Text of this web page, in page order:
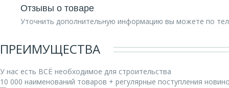
Отзывы о товаре
Уточнить дополнительную информацию вы можете по
ПРЕИМУЩЕСТВА
У нас есть ВСЁ необходимое для строительства
10 000 наименований товаров + регулярные поступления